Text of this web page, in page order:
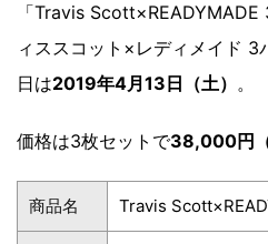
「Travis Scott×READYMADE
ィススコット×レディメイド 3
日は2019年4月13日（土） 。
価格は3枚セットで38,000円（
商品名 Travis